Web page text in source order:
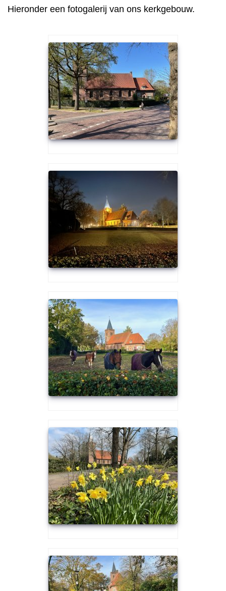
Hieronder een fotogalerij van ons kerkgebouw.